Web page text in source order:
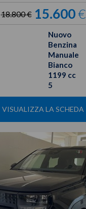
18.800 € 15.600€
Nuovo
Benzina
Manuale
Bianco
1199 cc
5
VISUALIZZA LA SCHEDA